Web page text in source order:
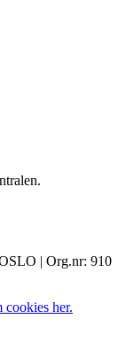
| Org.nr: 910
cookies her.